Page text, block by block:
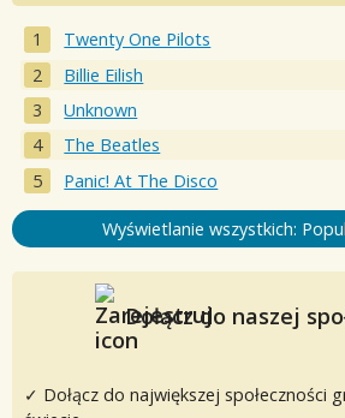
Twenty One Pilots
Billie Eilish
Unknown
The Beatles
Panic! At The Disco
Wyświetlanie wszystkich:
Dołącz do naszej
✓ Dołącz do największej społeczności